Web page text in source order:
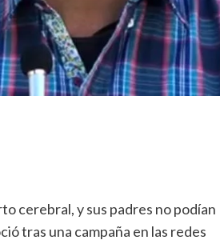
cerebral, y sus padres no podían
tras una campaña en las redes